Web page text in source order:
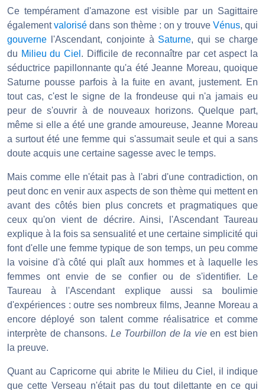
Ce tempérament d'amazone est visible par un Sagittaire
égalementvalorisé dans son thème : on y trouve Vénus, qui
gouverne l'Ascendant, conjointe à Saturne, qui se charge
du Milieu du Ciel . Difficile de reconnaître par cet aspect la
séductrice papillonnante qu'a été Jeanne Moreau, quoique
Saturne pousse parfois à la fuite en avant, justement. En
tout cas, c'est le signe de la frondeuse qui n'a jamais eu
peur de s'ouvrir à de nouveaux horizons. Quelque part,
même si elle a été une grande amoureuse, Jeanne Moreau
a surtout été une femme qui s'assumait seule et qui a sans
doute acquis une certaine sagesse avec le temps.
Mais comme elle n'était pas à l'abri d'une contradiction, on
peut donc en venir aux aspects de son thème qui mettent en
avant des côtés bien plus concrets et pragmatiques que
ceux qu'on vient de décrire. Ainsi, l'Ascendant Taureau
explique à la fois sa sensualité et une certaine simplicité qui
font d'elle une femme typique de son temps, un peu comme
la voisine d'à côté qui plaît aux hommes et à laquelle les
femmes ont envie de se confier ou de s'identifier. Le
Taureau à l'Ascendant explique aussi sa boulimie
d'expériences : outre ses nombreux films, Jeanne Moreau a
encore déployé son talent comme réalisatrice et comme
interprète de chansons. Le Tourbillon de la vieen est bien
la preuve.
Quant au Capricorne qui abrite le Milieu du Ciel, il indique
que cette Verseau n'était pas du tout dilettante en ce qui